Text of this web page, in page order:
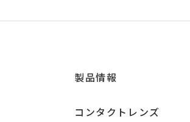
製品情報
コンタクトレンズ